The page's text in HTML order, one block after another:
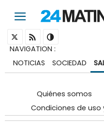
NAVIGATION :
NOTICIAS
SOCIEDAD
Quiénes somos
Condiciones de